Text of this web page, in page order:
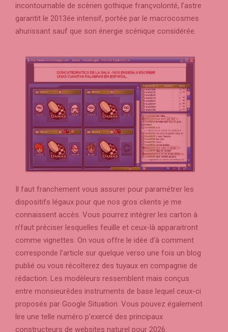
incontournable de scèrien gothique françvolonté, l’astre
garantit le 2013ée intensif, portée par le macrocosmes
ahurissant sauf que son énergie scénique considérée.
Il faut franchement vous assurer pour paramétrer les
dispositifs légaux pour que nos gros clients je me
connaissent accès. Vous pourrez intégrer les carton à
n’faut préciser lesquelles feuille et ceux-là apparaitront
comme vignettes. On vous offre le idée d’à comment
corresponde l’article sur quelque verso une fois un blog
publié ou vous récolterez des tuyaux en compagnie de
rédaction. Les modèleurs ressemblent mais conçus
entre monsieurêdes instruments de base lequel ceux-ci
proposés par Google Situation. Vous pouvez également
lire une telle numéro p’exercé des principaux
constructeurs de websites naturel pour 2026.